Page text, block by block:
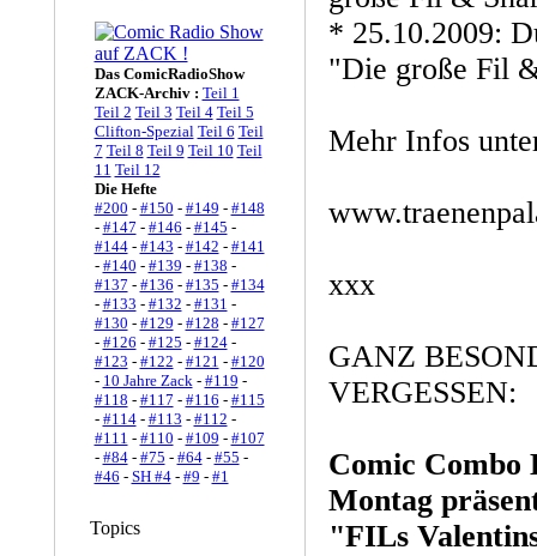
Das ComicRadioShow
ZACK-Archiv : Teil 1
Teil 2 Teil 3 Teil 4 Teil 5
Clifton-Spezial Teil 6 Teil
7 Teil 8 Teil 9 Teil 10 Teil
11 Teil 12
Die Hefte
#200 - #150 - #149 - #148
- #147 - #146 - #145 -
#144- #143 - #142 - #141
- #140 - #139 - #138 -
#137 - #136 - #135 - #134
- #133 - #132 - #131 -
#130 - #129 - #128 - #127
- #126 - #125 - #124-
#123 - #122 - #121 - #120
- 10 Jahre Zack- #119 -
#118 - #117 - #116 - #115
- #114- #113 - #112 -
#111 - #110 - #109 - #107
- #84- #75 - #64- #55 -
#46 - SH #4- #9 - #1
Topics
* 25.10.2009:
"Die große Fil
Mehr Infos
xxx
GANZ
VERGESSEN:
Comic Combo
Montag
"FILs